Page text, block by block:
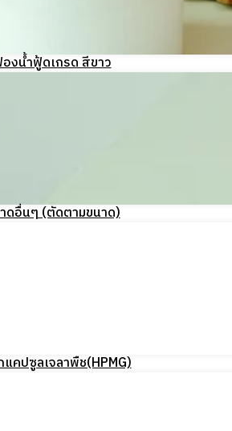
งน้ำฟู้ดเกรด สีขาว
ดอื่นๆ (ตัดตามขนาด)
คปซูลเจลาพืช(HPMG)